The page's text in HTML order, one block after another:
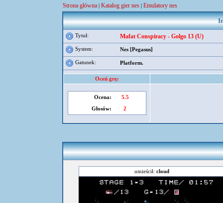
Strona główna | Katalog gier nes | Emulatory nes
Tytuł: Mafat Conspiracy - Golgo 13 (U)
System: Nes [Pegasus]
Gatunek: Platform.
Oceń grę:
Ocena:
5.5
Głosów:
2
umieścił: cloud